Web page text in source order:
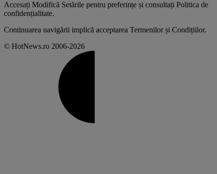
Accesați Modifică Setările pentru preferințe și consultați Politica de
confidențialitate.
Continuarea navigării implică acceptarea Termenilor și Condițiilor.
© HotNews.ro 2006-2026